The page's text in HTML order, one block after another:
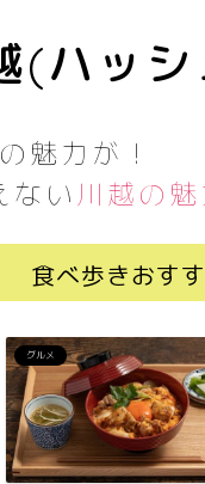
(ハッ
魅力が！
ない 川越の魅
食べ歩きおす
グルメ